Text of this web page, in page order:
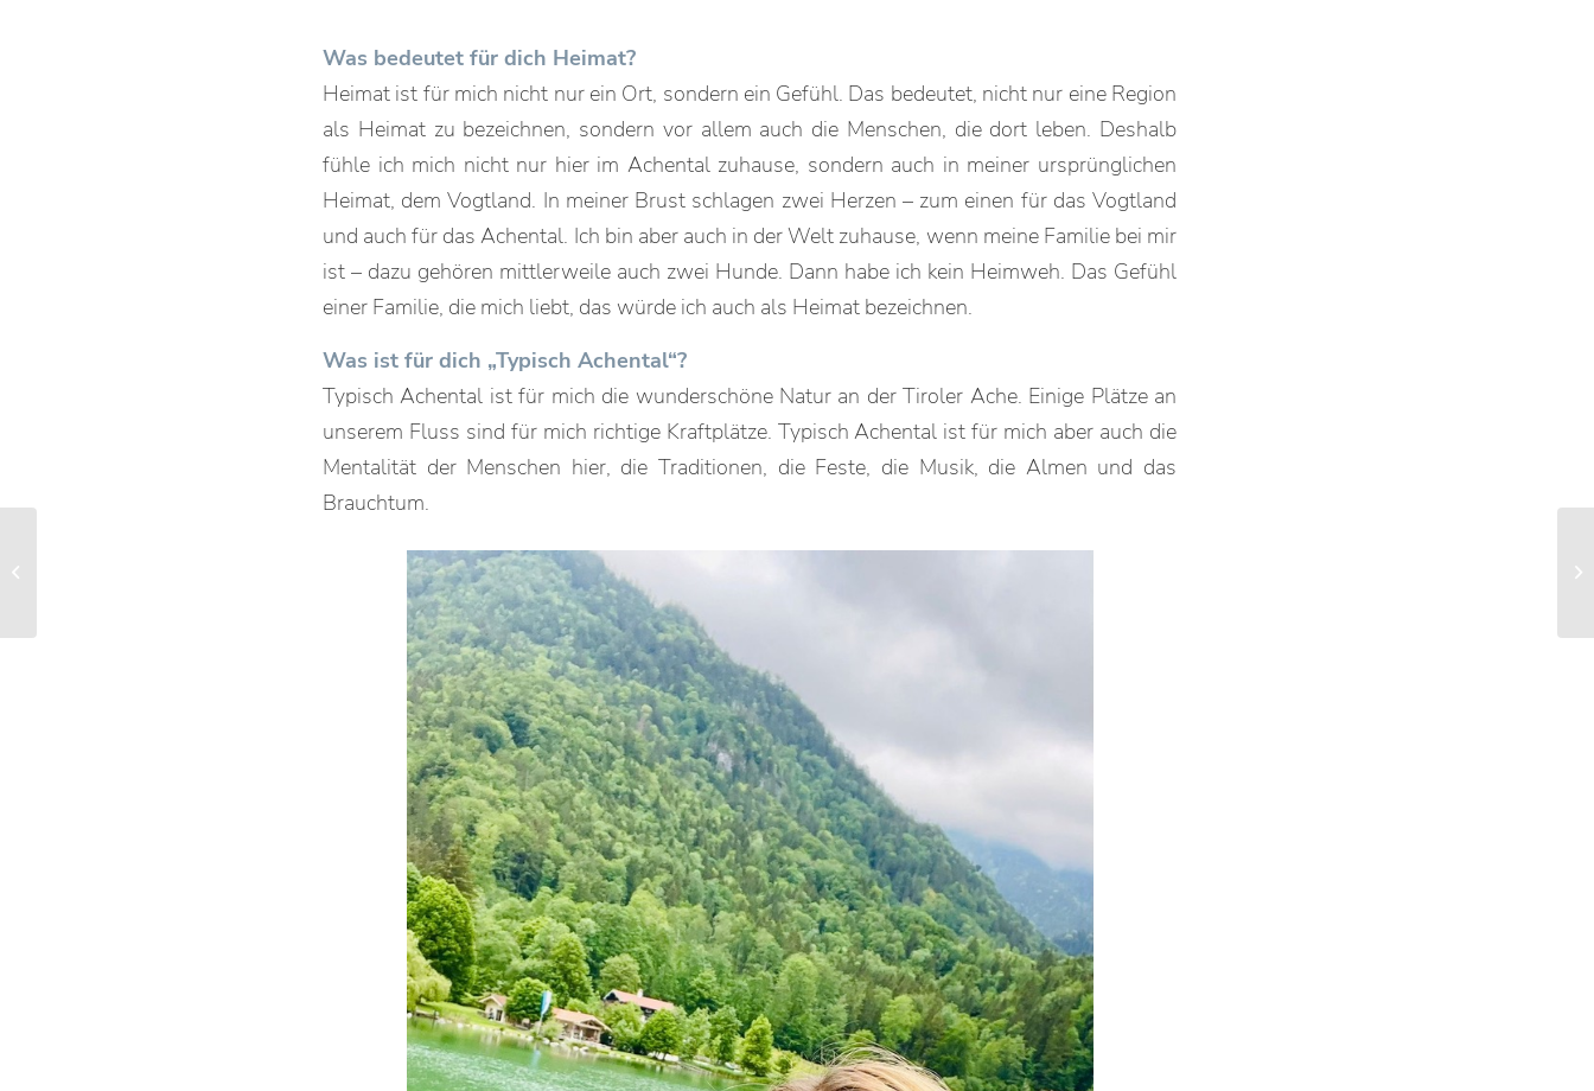
Was bedeutet für dich Heimat?
Heimat ist für mich nicht nur ein Ort, sondern ein Gefühl. Das bedeutet, nicht nur eine Region
als Heimat zu bezeichnen, sondern vor allem auch die Menschen, die dort leben. Deshalb
fühle ich mich nicht nur hier im Achental zuhause, sondern auch in meiner ursprünglichen
Heimat, dem Vogtland. In meiner Brust schlagen zwei Herzen – zum einen für das Vogtland
und auch für das Achental. Ich bin aber auch in der Welt zuhause, wenn meine Familie bei mir
ist – dazu gehören mittlerweile auch zwei Hunde. Dann habe ich kein Heimweh. Das Gefühl
einer Familie, die mich liebt, das würde ich auch als Heimat bezeichnen.
Was ist für dich „Typisch Achental“?
Typisch Achental ist für mich die wunderschöne Natur an der Tiroler Ache. Einige Plätze an
unserem Fluss sind für mich richtige Kraftplätze. Typisch Achental ist für mich aber auch die
Mentalität der Menschen hier, die Traditionen, die Feste, die Musik, die Almen und das
Brauchtum.